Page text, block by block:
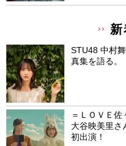
STU48 中村
真集を語る。
＝ＬＯＶＥ佐
大谷映美里さ
初出演！